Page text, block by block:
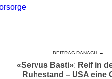
BEITRAG DANACH →
«Servus Basti»: Reif in
Ruhestand – USA eine